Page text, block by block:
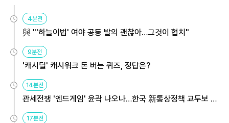
4분전
與 "'하늘이법' 여야 공동 발의 괜찮아…그것이 협치"
9분전
'캐시딜' 캐시워크 돈 버는 퀴즈, 정답은?
14분전
관세전쟁 '엔드게임' 윤곽 나오나…한국 新통상정책 교두보 활
용해야
17분전